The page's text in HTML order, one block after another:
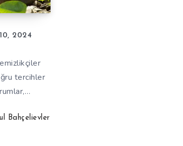
2024
tercihler
Bahçelievler